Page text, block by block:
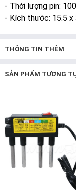
- Thời lượng pin:
- Kích thước: 15.5 x
THÔNG TIN THÊM
SẢN PHẨM TƯƠNG